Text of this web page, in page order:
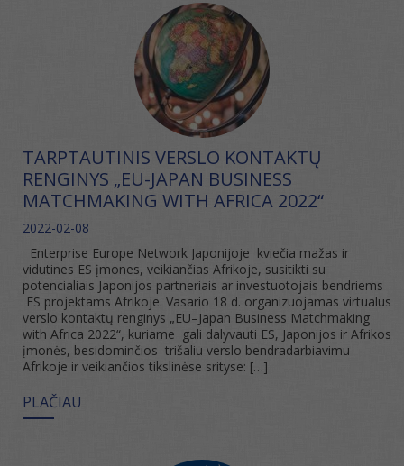
TARPTAUTINIS VERSLO KONTAKTŲ
RENGINYS „EU-JAPAN BUSINESS
MATCHMAKING WITH AFRICA 2022“
2022-02-08
Enterprise Europe Network Japonijoje kviečia mažas ir
vidutines ES įmones, veikiančias Afrikoje, susitikti su
potencialiais Japonijos partneriais ar investuotojais bendriems
ES projektams Afrikoje. Vasario 18 d. organizuojamas virtualus
verslo kontaktų renginys „EU–Japan Business Matchmaking
with Africa 2022“, kuriame gali dalyvauti ES, Japonijos ir Afrikos
įmonės, besidominčios trišaliu verslo bendradarbiavimu
Afrikoje ir veikiančios tikslinėse srityse: […]
PLAČIAU